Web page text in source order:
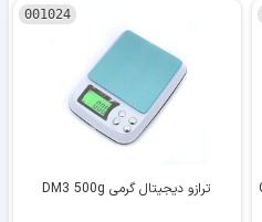
001024
ترازو دیجیتال گرمی DM3 500g